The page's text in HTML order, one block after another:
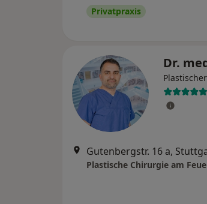
Privatpraxis
Dr.
Gutenbergstr. 16 a,